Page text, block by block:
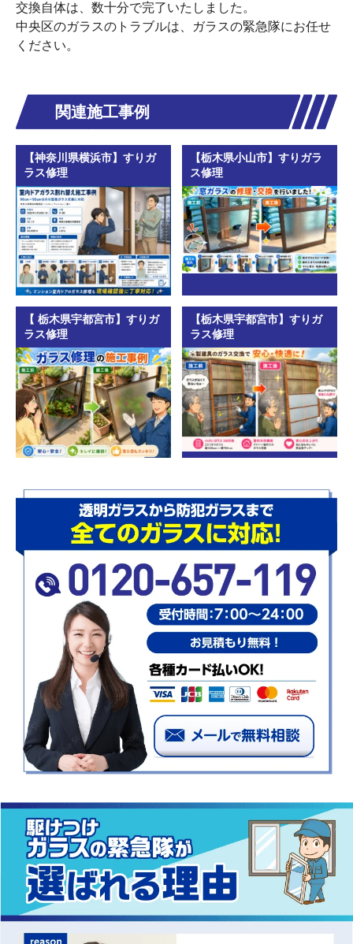
交換自体は、数十分で完了いたしました。
中央区のガラスのトラブルは、ガラスの緊急隊にお任せ
ください。
関連施工事例
【神奈川県横浜市】すりガ
ラス修理
【栃木県小山市】すりガラ
ス修理
【 栃木県宇都宮市】すりガ
ラス修理
【栃木県宇都宮市】すりガ
ラス修理